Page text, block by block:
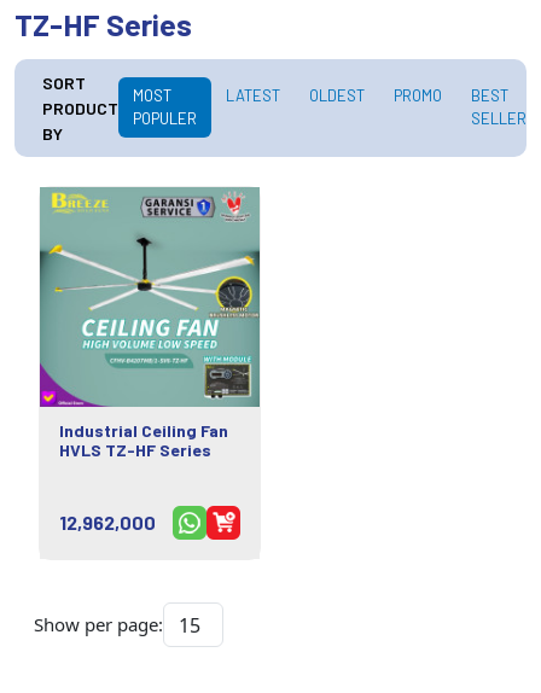
TZ-HF Series
SORT
PRODUCT
BY
MOST
POPULER
LATEST OLDEST PROMO
BEST
SELLER
Industrial Ceiling Fan
HVLS TZ-HF Series
12,962,000
Show per page: